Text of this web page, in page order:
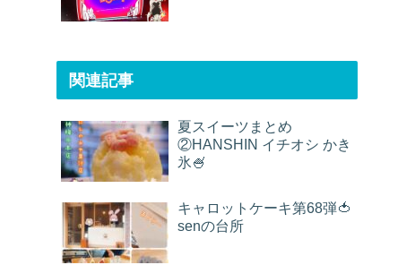
関連記事
夏スイーツまとめ
②HANSHIN イチオシ かき
氷🍧
キャロットケーキ第68弾🍅
senの台所